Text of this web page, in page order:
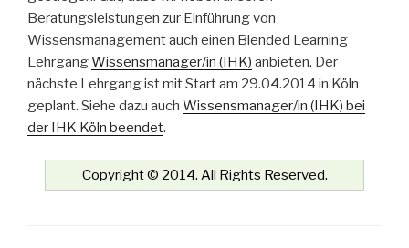
Beratungsleistungen zur Einführung von
Wissensmanagement auch einen Blended Learning
LehrgangWissensmanager/in (IHK) anbieten. Der
nächste Lehrgang ist mit Start am 29.04.2014 in Köln
geplant. Siehe dazu auch Wissensmanager/in (IHK) bei
der IHK Köln beendet.
Copyright © 2014. All Rights Reserved.